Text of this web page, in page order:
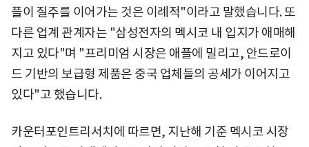
플이 질주를 이어가는 것은 이례적"이라고 말했습니다. 또
다른 업계 관계자는 "삼성전자의 멕시코 내 입지가 애매해
지고 있다"며 "프리미엄 시장은 애플에 밀리고, 안드로이
드 기반의 보급형 제품은 중국 업체들의 공세가 이어지고
있다"고 했습니다.
카운터포인트리서치에 따르면, 지난해 기준 멕시코 시장